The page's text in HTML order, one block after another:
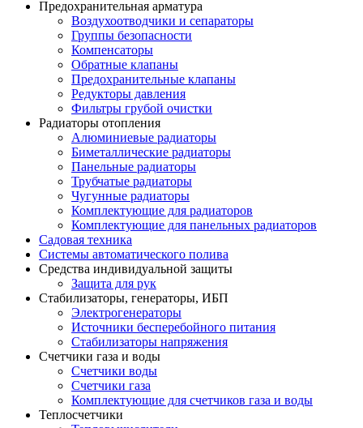
Предохранительная арматура
Воздухоотводчики и сепараторы
Группы безопасности
Компенсаторы
Обратные клапаны
Предохранительные клапаны
Редукторы давления
Фильтры грубой очистки
Радиаторы отопления
Алюминиевые радиаторы
Биметаллические радиаторы
Панельные радиаторы
Трубчатые радиаторы
Чугунные радиаторы
Комплектующие для радиаторов
Комплектующие для панельных радиаторов
Садовая техника
Системы автоматического полива
Средства индивидуальной защиты
Защита для рук
Стабилизаторы, генераторы, ИБП
Электрогенераторы
Источники бесперебойного питания
Стабилизаторы напряжения
Счетчики газа и воды
Счетчики воды
Счетчики газа
Комплектующие для счетчиков газа и воды
Теплосчетчики